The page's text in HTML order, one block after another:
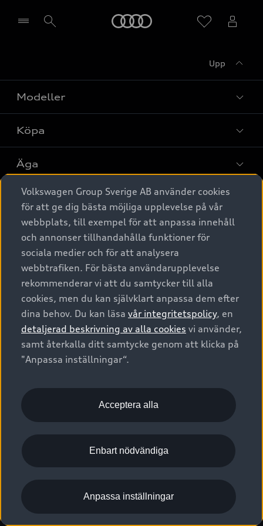
Upp
Modeller
Alla modeller
Elbilar
A6 modellerna
SUV
Avant
Audi Sport
Köpa
Privaterbjudanden
Privatleasing
Nya bilar i lager
Begagnade bilar i lager
Audi approved :plus - så gott som nya
Finansiering
Audi exclusive
Provkörning
Äga
Service & tillbehör
Audi digital services
Originaltillbehör - köp online
Garantier
Försäkring
Digitala manualer för din Audi
Audi Collection – livsstilsartiklar
Vanliga frågor
2G/3G nätet stängs ned - Hur påverkas min bil av detta?
Tjänstebil
Tjänstebil
Business lease online
Företagsleasing
Om Audi Sverige
Kontakta oss
Audi Återförsäljare/-serviceverkstad
myAudi
Pressmeddelanden
Nyhetsbrev
Vårt hållbarhetsarbete
Lediga tjänster huvudkontor
Lediga tjänster hos Audi Återförsäljare
Kommentar till mediauppgifter om dataläcka
© 2026 AUDI SVERIGE. All Rights Reserved.
Utgivare Juridiskt
Juridiskt Audi AG
Juridiskt Audi Digital Giveaway
Anpassa inställningar för cookies
Visselblåsarkanaler
Volkswagen Group Sverige AB använder cookies
för att ge dig bästa möjliga upplevelse på vår
webbplats, till exempel för att anpassa innehåll
och annonser tillhandahålla funktioner för
sociala medier och för att analysera
webbtrafiken. För bästa användarupplevelse
rekommenderar vi att du samtycker till alla
cookies, men du kan självklart anpassa dem efter
dina behov. Du kan läsa vår integritetspolicy, en
detaljerad beskrivning av alla cookies vi använder,
samt återkalla ditt samtycke genom att klicka på
"Anpassa inställningar“.
Acceptera alla
Enbart nödvändiga
Anpassa inställningar